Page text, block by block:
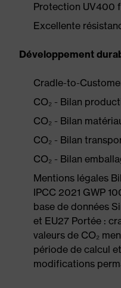
Protection UV400
Excellente
Développement
Cradle-to-
CO₂ - Bilan
CO₂ - Bilan
CO₂ - Bilan
CO₂ - Bilan
Mentions légales
IPCC 2021 GWP
base de données
et EU27 Portée :
valeurs de CO₂
période de calcul
modifications